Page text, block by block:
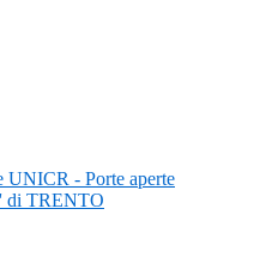
- Porte aperte
TRENTO